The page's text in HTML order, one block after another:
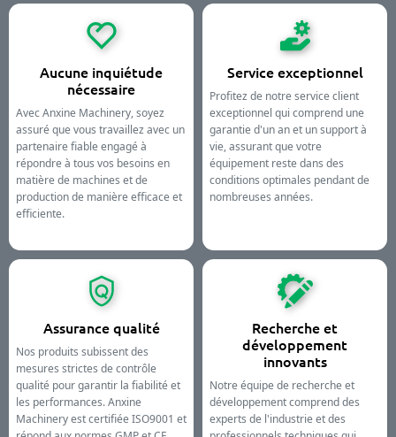
Aucune inquiétude
nécessaire
Avec Anxine Machinery, soyez
assuré que vous travaillez avec un
partenaire fiable engagé à
répondre à tous vos besoins en
matière de machines et de
production de manière efficace et
efficiente.
Service exceptionnel
Profitez de notre service client
exceptionnel qui comprend une
garantie d'un an et un support à
vie, assurant que votre
équipement reste dans des
conditions optimales pendant de
nombreuses années.
Assurance qualité
Nos produits subissent des
mesures strictes de contrôle
qualité pour garantir la fiabilité et
les performances. Anxine
Machinery est certifiée ISO9001 et
Recherche et
développement
innovants
Notre équipe de recherche et
développement comprend des
experts de l'industrie et des